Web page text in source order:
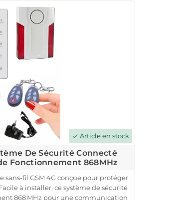
votre domicile avec notre
la qualité professionnelle à prix
check Article en stock
De Sécurité Connecté
Fonctionnement 868MHz
sans-fil GSM 4G conçue pour protéger
à installer, ce système de sécurité
868 MHz pour une communication